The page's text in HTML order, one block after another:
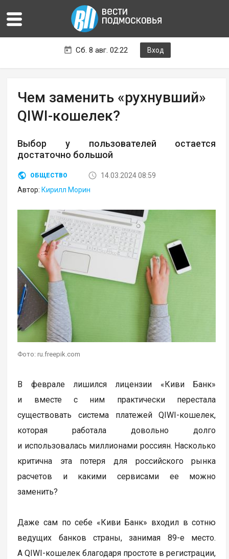
Сб. 8 авг. 02:22 Вход
Чем заменить «рухнувший»
QIWI-кошелек?
Выбор у пользователей остается
достаточно большой
ОБЩЕСТВО
14.03.2024 08:59
Автор: Кирилл Морин
Фото: ru.freepik.com
В феврале лишился лицензии «Киви Банк»
и вместе с ним практически перестала
существовать система платежей QIWI-кошелек,
которая работала довольно долго
и использовалась миллионами россиян. Насколько
критична эта потеря для российского рынка
расчетов и какими сервисами ее можно
заменить?
Даже сам по себе «Киви Банк» входил в сотню
ведущих банков страны, занимая 89-е место.
А QIWI-кошелек благодаря простоте в регистрации,